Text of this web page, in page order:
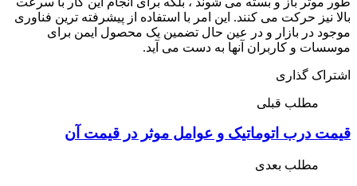
بالا نیز حرکت می کنند. این امر با استفاده از پیشرفته ترین فناوری
موجود در بازار و در عین حال تضمین یک محصول ایمن برای
موسسات و کاربران آنها به دست می آید.
اشتراک گذاری
مطلب قبلی
قیمت درب اتوماتیک و عوامل موثر در قیمت آن
مطلب بعدی